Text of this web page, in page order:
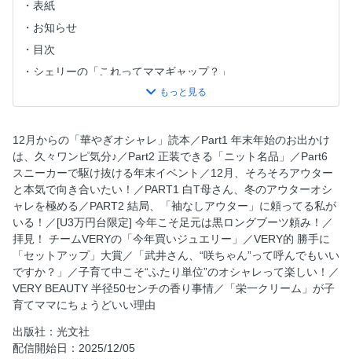
表紙
お知らせ
目次
シェリーの「これってママギャップ？」
私の「新しい時間割り」
近藤千尋、ハッピーママの舞台裏。
My first stageを楽しもう！
子育てママのリスタート美容
家族旅行は先手打ちこそすべて
あの人の「お使いもの」ネタ帳
夏菜のカートでさんぽ
12月からの「華やぎオシャレ」読本
Part1 年末年始のお出かけは、久々ワンピ気分♪
Part2 正装できる「ニット名品」
Part3 木佐貫まやちゃん 「ママ友社交に目覚めました」
12月からの「華やぎオシャレ」読本／Part1 年末年始のお出かけ
は、久々ワンピ気分♪／Part2 正装できる「ニット名品」／Part6
スニーカーで駆け抜ける年末イベント／12月、そろそろアウター
と本気で向き合いたい！／PART1 白T母さん、冬のアウターオシ
ャレを極める／PART2 結局、「袖なしアウター」に頼ってる私が
いる！／[U3万円台限定] 今年こそ足元は黒ロングブーツ頼み！／
拝見！ チームVERYの「今年買いジュエリー」／VERY的 勝手に
「セットアップ」大賞／「武井さん、“咲ちゃん”って呼んでもいい
ですか？」／子育て中こそ“ふたり単位”のオシャレって楽しい！／
VERY BEAUTY 半径50センチの香り事情／「栄一クリーム」が子
育てママにちょうどいい理由
出版社：光文社
配信開始日：2025/12/05